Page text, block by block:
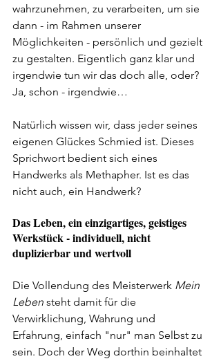
wahrzunehmen, zu verarbeiten, um sie
dann - im Rahmen unserer
Möglichkeiten - persönlich und gezielt
zu gestalten. Eigentlich ganz klar und
irgendwie tun wir das doch alle, oder?
Ja, schon - irgendwie…
Natürlich wissen wir, dass jeder seines
eigenen Glückes Schmied ist. Dieses
Sprichwort bedient sich eines
Handwerks als Methapher. Ist es das
nicht auch, ein Handwerk?
Das Leben, ein einzigartiges, geistiges
Werkstück - individuell, nicht
duplizierbar und wertvoll
Die Vollendung des Meisterwerk Mein
Leben steht damit für die
Verwirklichung, Wahrung und
Erfahrung, einfach "nur" man Selbst zu
sein. Doch der Weg dorthin beinhaltet